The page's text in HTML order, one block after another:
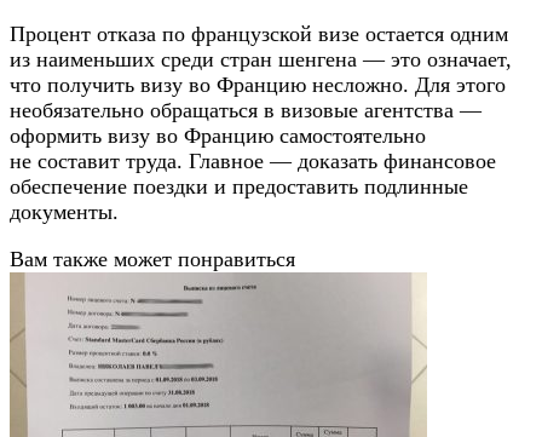
Процент отказа по французской визе остается одним
из наименьших среди стран шенгена — это означает,
что получить визу во Францию несложно. Для этого
необязательно обращаться в визовые агентства —
оформить визу во Францию самостоятельно
не составит труда. Главное — доказать финансовое
обеспечение поездки и предоставить подлинные
документы.
Вам также может понравиться